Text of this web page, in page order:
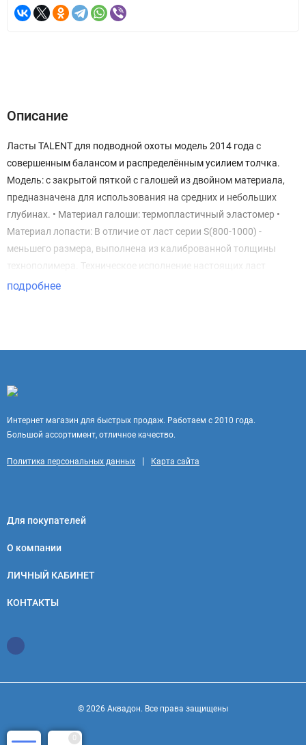
Описание
Ласты TALENT для подводной охоты модель 2014 года с
совершенным балансом и распределённым усилием толчка.
Модель: с закрытой пяткой с галошей из двойном материала,
предназначена для использования на средних и небольших
глубинах. • Материал галоши: термопластичный эластомер •
Материал лопасти: В отличие от ласт серии S(800-1000) -
меньшего размера, выполнена из калиброванной толщины
технополимера. Техническое исполнение настоящих ласт
идеально подходит для тех, кто любит рыбалку в прибое, где
подробнее
Интернет магазин для быстрых продаж. Работаем с 2010 года.
Большой ассортимент, отличное качество.
Политика персональных данных | Карта сайта
Для покупателей
О компании
ЛИЧНЫЙ КАБИНЕТ
КОНТАКТЫ
© 2026 Аквадон. Все права защищены
0